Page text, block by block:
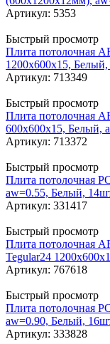
Артикул: 5353
Быстрый просмотр
Плита потолочная
1200x600x15,
Артикул: 713349
Быстрый просмотр
Плита потолочная
600x600x15, Белый,
Артикул: 713372
Быстрый просмотр
Плита потолочная
aw=0.55, Белый,
Артикул: 331417
Быстрый просмотр
Плита потолочная
Tegular24
Артикул: 767618
Быстрый просмотр
Плита потолочная
aw=0.90, Белый,
Артикул: 333828